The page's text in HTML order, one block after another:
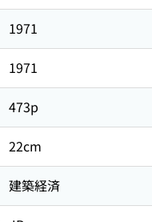
1971
1971
473p
22cm
建築経済